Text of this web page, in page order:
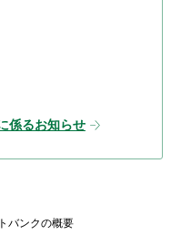
係るお知らせ
バンクの概要